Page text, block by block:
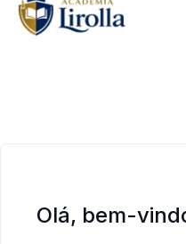
Olá, bem-